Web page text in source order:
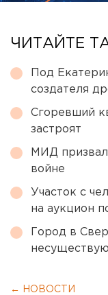
ЧИТАЙТЕ
Под
создателя
Сгоревший
застроят
МИД призвал
войне
Участок с
на аукцион
Город в
← НОВОСТИ